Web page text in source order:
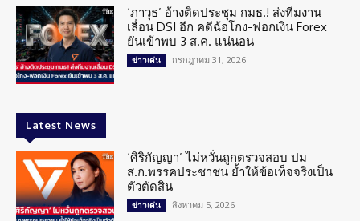
‘ภาวุธ’ อ้างติดประชุม กมธ.! ส่งทีมงาน
เลื่อน DSI อีก คดีฉ้อโกง-ฟอกเงิน Forex
ยันเข้าพบ 3 ส.ค. แน่นอน
ข่าวเด่น กรกฎาคม 31, 2026
Latest News
‘ศิริกัญญา’ ไม่หวั่นถูกตรวจสอบ ปม
ส.ก.พรรคประชาชน ย้ำให้ข้อเท็จจริงเป็น
ตัวตัดสิน
ข่าวเด่น สิงหาคม 5, 2026